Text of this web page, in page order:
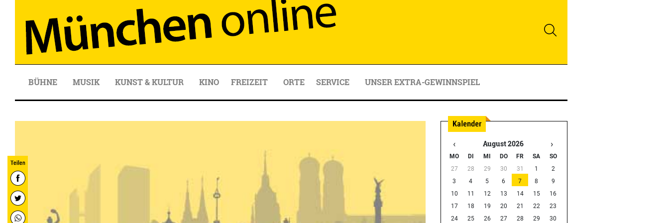
BÜHNE MUSIK KUNST & KULTUR KINO FREIZEIT ORTE SERVICE UNSER EXTRA-GEWINNSPIEL
‹ August 2026 ›
MO DI MI DO FR SA
SO
27
28 29 30 31 1
2
3
4 5 6 7 8
9
10
11 12 13 14 15
16
17
18 19 20 21 22
23
24
25 26 27 28 29 30